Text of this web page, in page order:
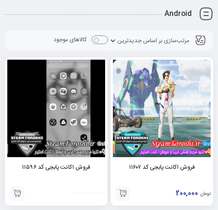
Android
کالاهای موجود
فروش اکانت پابجی کد ۱۱۶۰۷
تومان
فروش اکانت پابجی کد ۱۱۵۹۶